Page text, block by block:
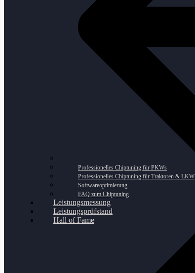
Professionelles Chiptuning für PKWs
Professionelles Chiptuning für Traktoren & LKW
Softwareoptimierung
FAQ zum Chiptuning
Leistungsmessung
Leistungsprüfstand
Hall of Fame